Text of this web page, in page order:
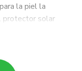
la piel la
protector solar
La fórmula con
juvenil de la piel.